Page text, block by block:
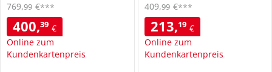
400,39 €
Online zum
Kundenkartenpreis
769,99 €***
213,19 €
Online zum
Kundenkartenpreis
409,99 €***